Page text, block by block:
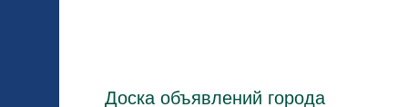
Доска объявлений города